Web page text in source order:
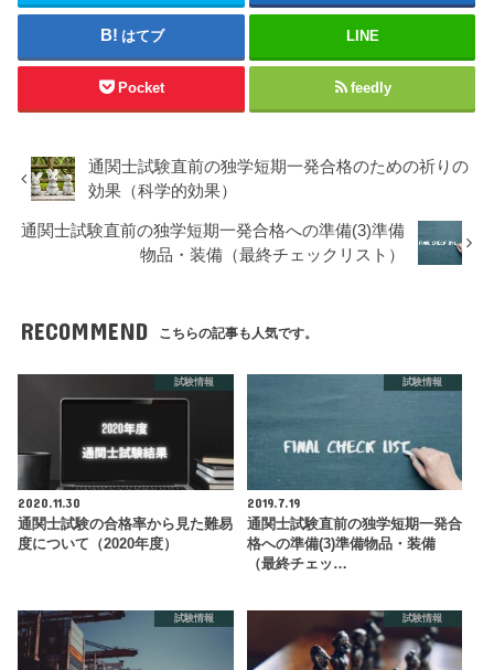
はてブ LINE
Pocket feedly
通関士試験直前の独学短期一発合格のための祈りの
効果（科学的効果）
通関士試験直前の独学短期一発合格への準備(3)準備
物品・装備（最終チェックリスト）
RECOMMEND こちらの記事も人気です。
試験情報
2020.11.30
通関士試験の合格率から見た難易
度について（2020年度）
試験情報
2019.7.19
通関士試験直前の独学短期一発合
格への準備(3)準備物品・装備
（最終チェッ…
試験情報 試験情報